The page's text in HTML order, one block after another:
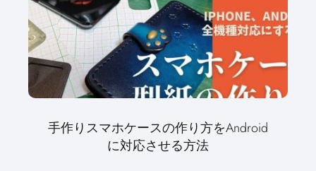
手作りスマホケースの作り方をAndroid
に対応させる方法